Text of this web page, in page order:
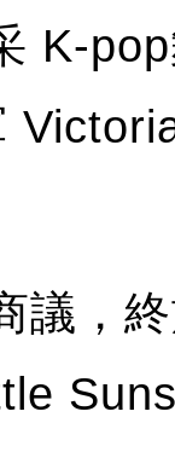
K-
議，